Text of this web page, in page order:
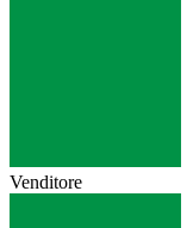
Venditore